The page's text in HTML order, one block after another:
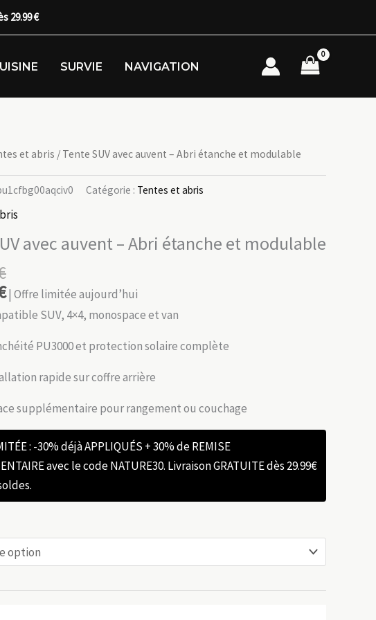
29.99 €
SURVIE NAVIGATION
et abris / Tente SUV avec auvent – Abri étanche et modulable
Catégorie : Tentes et abris
avec auvent – Abri étanche et modulable
| Offre limitée aujourd’hui
SUV, 4×4, monospace et van
PU3000 et protection solaire complète
rapide sur coffre arrière
supplémentaire pour rangement ou couchage
: -30% déjà APPLIQUÉS + 30% de REMISE
avec le code NATURE30. Livraison GRATUITE dès 29.99€